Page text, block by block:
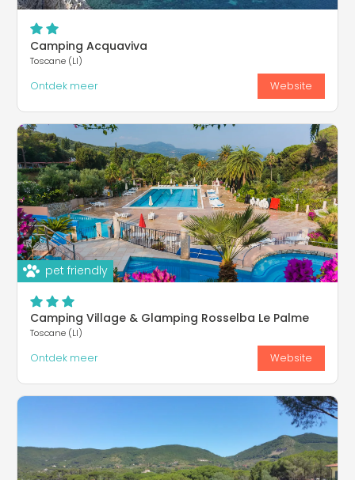
Camping Acquaviva
Toscane (LI)
Ontdek meer Website
pet friendly
Camping Village & Glamping Rosselba Le Palme
Toscane (LI)
Ontdek meer Website